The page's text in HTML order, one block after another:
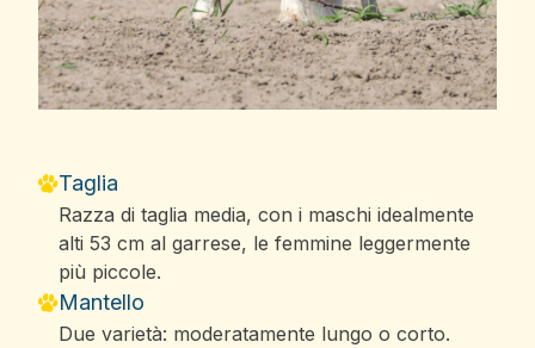
Taglia
Razza di taglia media, con i maschi idealmente
alti 53 cm al garrese, le femmine leggermente
più piccole.
Mantello
Due varietà: moderatamente lungo o corto.